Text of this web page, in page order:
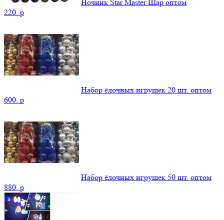
Ночник Star Master Шар оптом
220. p
Набор ёлочных игрушек 20 шт. оптом
600. p
Набор ёлочных игрушек 50 шт. оптом
880. p